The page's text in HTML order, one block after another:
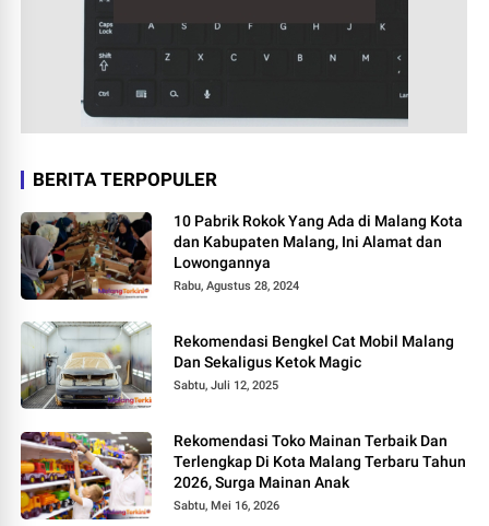
BERITA TERPOPULER
10 Pabrik Rokok Yang Ada di Malang Kota
dan Kabupaten Malang, Ini Alamat dan
Lowongannya
Rabu, Agustus 28, 2024
Rekomendasi Bengkel Cat Mobil Malang
Dan Sekaligus Ketok Magic
Sabtu, Juli 12, 2025
Rekomendasi Toko Mainan Terbaik Dan
Terlengkap Di Kota Malang Terbaru Tahun
2026, Surga Mainan Anak
Sabtu, Mei 16, 2026